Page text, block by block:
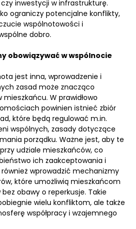
inwestycji w infrastrukturę.
ograniczy potencjalne konflikty,
wspólnotowości i
dobro.
obowiązywać w wspólnocie
jest inna, wprowadzenie i
zasad może znacząco
W prawidłowo
powinien istnieć zbiór
które będą regulować m.in.
wspólnych, zasady dotyczące
porządku. Ważne jest, aby te
udziale mieszkańców, co
ich zaakceptowania i
wprowadzić mechanizmy
które umożliwią mieszkańcom
obawy o reperkusje. Takie
wielu konfliktom, ale także
współpracy i wzajemnego